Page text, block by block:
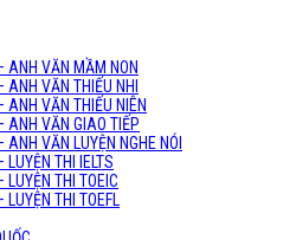
ANH VĂN MẦM NON
VĂN THIẾU NHI
ANH VĂN THIẾU NIÊN
ANH VĂN GIAO TIẾP
VĂN LUYỆN NGHE NÓI
THI IELTS
THI TOEIC
THI TOEFL